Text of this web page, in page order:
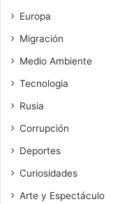
Europa
Migración
Medio Ambiente
Tecnologia
Rusia
Corrupción
Deportes
Curiosidades
Arte y Espectáculo